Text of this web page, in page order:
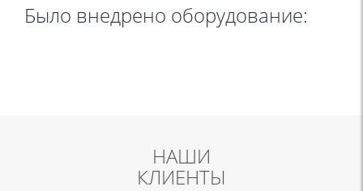
Было внедрено оборудование:
НАШИ
КЛИЕНТЫ